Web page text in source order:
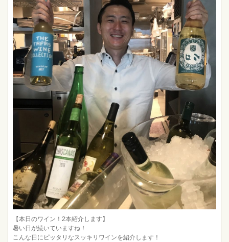
【本日のワイン！2本紹介します】
暑い日が続いていますね！
こんな日にピッタリなスッキリワインを紹介します！